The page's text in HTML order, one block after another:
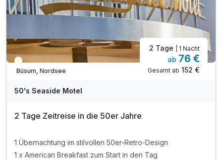
Teilweise ausgelastet
Büsum, Nordsee
2 Tage | 1 Nacht
ab 76 €
Gesamt ab 152 €
50's Seaside Motel
2 Tage Zeitreise in die 50er Jahre
1 Übernachtung im stilvollen 50er-Retro-Design
1 x American Breakfast zum Start in den Tag